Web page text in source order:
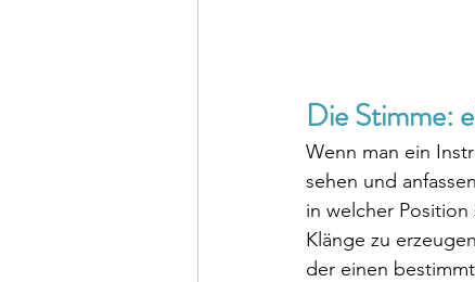
Die Stimme:
Wenn man ein
sehen und
in welcher
Klänge zu
der einen